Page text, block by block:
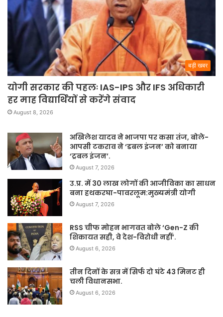
बड़ी खबर
योगी सरकार की पहलः IAS-IPS और IFS अधिकारी
हर माह विद्यार्थियों से करेंगे संवाद
August 8, 2026
अखिलेश यादव ने भाजपा पर कसा तंज, बोले-
आपसी टकराव ने ‘डबल इंजन’ को बनाया
‘ट्रबल इंजन’.
August 7, 2026
उ.प्र. में 30 लाख लोगों की आजीविका का साधन
बना हथकरघा-पावरलूम:मुख्यमंत्री योगी
August 7, 2026
RSS चीफ मोहन भागवत बोले ‘Gen-Z की
शिकायत सही, वे देश-विरोधी नहीं’.
August 6, 2026
तीन दिनों के सत्र में सिर्फ दो घंटे 43 मिनट ही
चली विधानसभा.
August 6, 2026